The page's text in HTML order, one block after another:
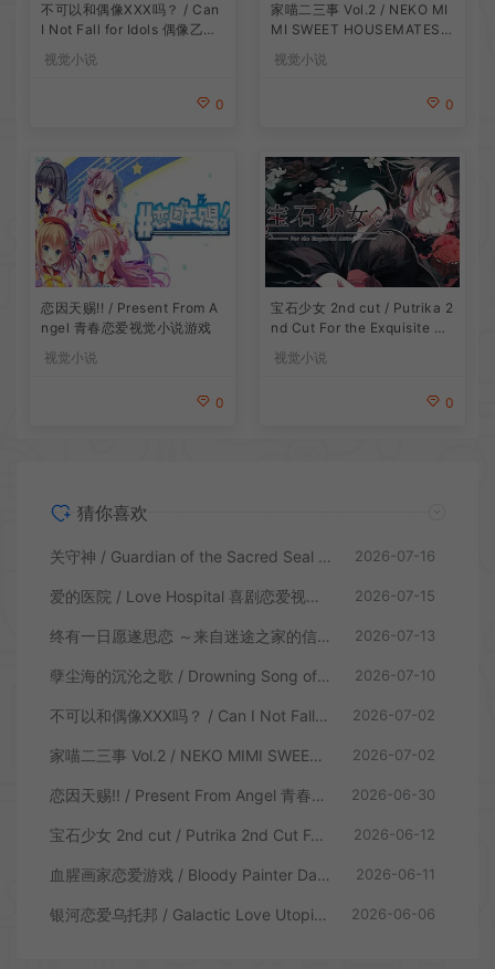
不可以和偶像XXX吗？ / Can
I Not Fall for Idols 偶像乙女
视觉小说游戏
视觉小说
0
家喵二三事 Vol.2 / NEKO MI
MI SWEET HOUSEMATES V
ol2 猫耳少女视觉小说游戏
视觉小说
0
恋因天赐!! / Present From A
ngel 青春恋爱视觉小说游戏
视觉小说
0
宝石少女 2nd cut / Putrika 2
nd Cut For the Exquisite Att
视觉小说
0
猜你喜欢
关守神 / Guardian of the Sacred Seal 日式乙女视觉小说游戏 2026-07-16
爱的医院 / Love Hospital 喜剧恋爱视觉小说游戏 2026-07-15
终有一日愿遂思恋 ～来自迷途之家的信笺～ / Be Missed and Remembered The Letter from Mayoiga 卡通视觉小说游戏 2026-07-13
孽尘海的沉沦之歌 / Drowning Song of the Stagnant Sea 暗黑童话视觉小说游戏 2026-07-10
不可以和偶像XXX吗？ / Can I Not Fall for Idols 偶像乙女视觉小说游戏 2026-07-02
家喵二三事 Vol.2 / NEKO MIMI SWEET HOUSEMATES Vol2 猫耳少女视觉小说游戏 2026-07-02
恋因天赐!! / Present From Angel 青春恋爱视觉小说游戏 2026-06-30
宝石少女 2nd cut / Putrika 2nd Cut For the Exquisite Attire 美少女视觉小说游戏 2026-06-12
血腥画家恋爱游戏 / Bloody Painter Dating Sim 恐怖视觉小说游戏 2026-06-11
银河恋爱乌托邦 / Galactic Love Utopia 卡通视觉小说游戏 2026-06-06